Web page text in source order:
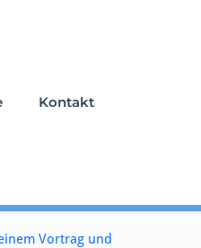
Kontakt
Vortrag und